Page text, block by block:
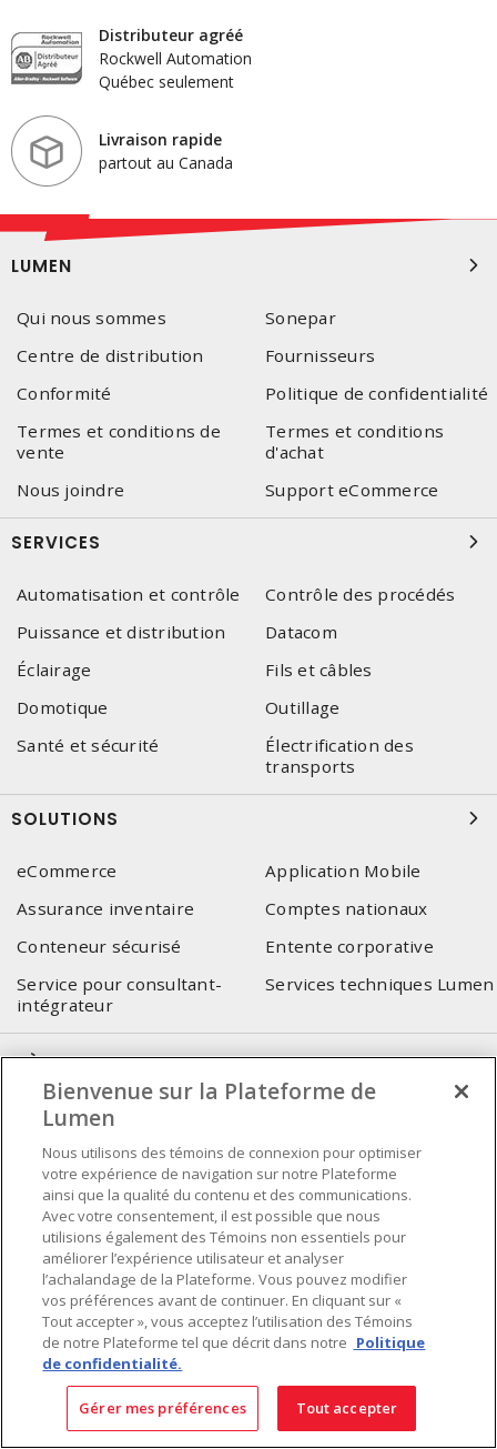
Distributeur agréé
Rockwell Automation
Québec seulement
Livraison rapide
partout au Canada
LUMEN
Qui nous sommes
Sonepar
Centre de distribution
Fournisseurs
Conformité
Politique de confidentialité
Termes et conditions de
vente
Termes et conditions
d'achat
Nous joindre
Support eCommerce
SERVICES
Automatisation et contrôle
Contrôle des procédés
Puissance et distribution
Datacom
Éclairage
Fils et câbles
Domotique
Outillage
Santé et sécurité
Électrification des
transports
SOLUTIONS
eCommerce
Application Mobile
Assurance inventaire
Comptes nationaux
Conteneur sécurisé
Entente corporative
Service pour consultant-
intégrateur
Services techniques Lumen
SIÈGE SOCIAL
4655, Autoroute 440 Ouest
:450 688-9249
Sans frais: 1 800 599-9249
Téléc.:450 686-1444
Service d'urgence:1 800 363-0303 (Après les heures de
bureau - 17h00 et 7h00, Frais applicables)
Fait au Canada avec des composants canadiens et importés
INSCRIVEZ-VOUS À L'INFOLETTRE
Obtenez des informations à jour sur les offres de Lumen
Bienvenue sur la Plateforme de
Lumen
Nous utilisons des témoins de connexion pour optimiser
votre expérience de navigation sur notre Plateforme
ainsi que la qualité du contenu et des communications.
Avec votre consentement, il est possible que nous
utilisions également des Témoins non essentiels pour
améliorer l’expérience utilisateur et analyser
l’achalandage de la Plateforme. Vous pouvez modifier
vos préférences avant de continuer. En cliquant sur «
Tout accepter », vous acceptez l’utilisation des Témoins
de notre Plateforme tel que décrit dans notre Politique
de confidentialité.
Gérer mes préférences Tout accepter